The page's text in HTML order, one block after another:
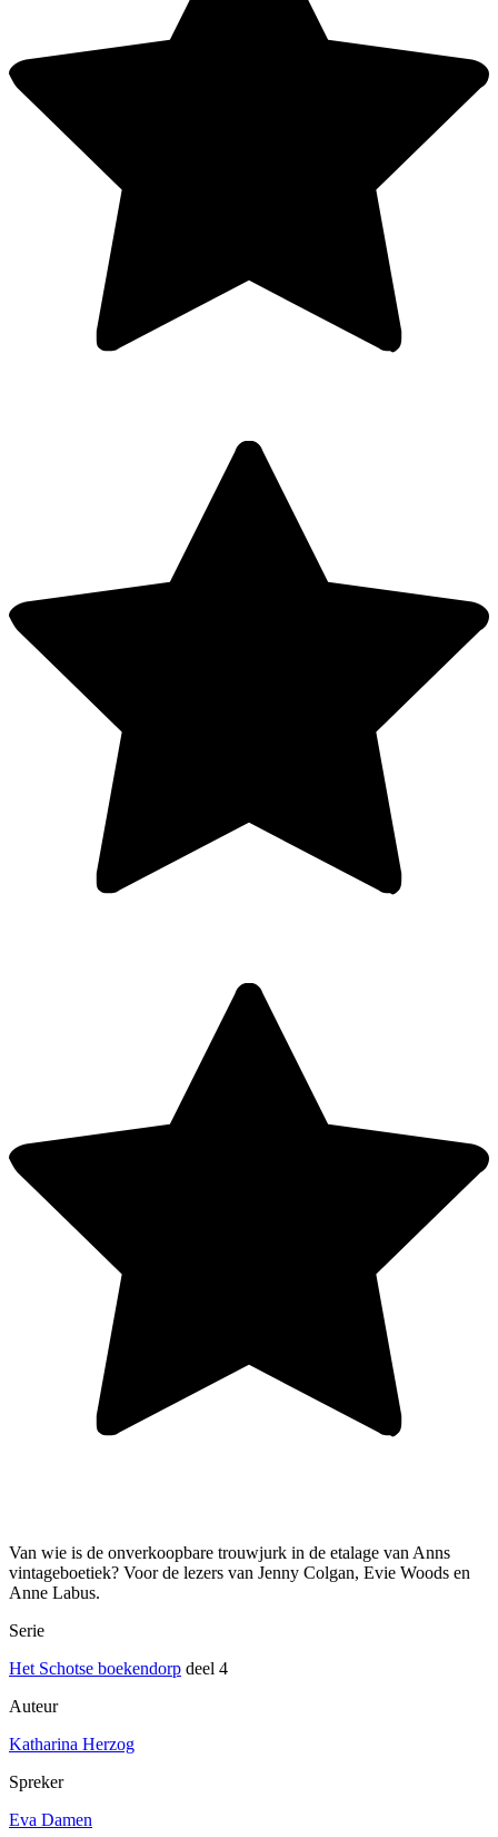
Van wie is de onverkoopbare trouwjurk in de etalage van Anns
vintageboetiek? Voor de lezers van Jenny Colgan, Evie Woods en
Anne Labus.
Serie
Het Schotse boekendorp deel 4
Auteur
Katharina Herzog
Spreker
Eva Damen